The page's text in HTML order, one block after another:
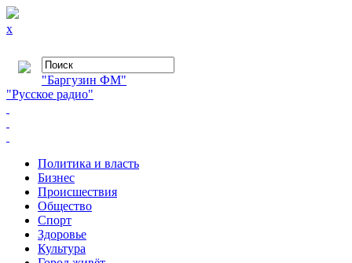
x
"Баргузин ФМ"
"Русское радио"
Политика и власть
Бизнес
Происшествия
Общество
Cпорт
Здоровье
Культура